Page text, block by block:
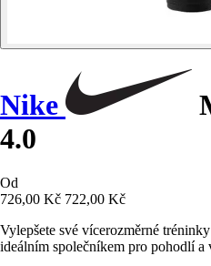
Nike
4.0
Od
726,00 Kč 722,00 Kč
Vylepšete své vícerozměrné
ideálním společníkem pro pohodlí a